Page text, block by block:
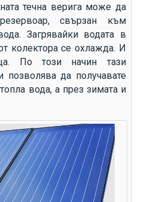
течна верига може да
свързан към
Загрявайки водата в
колектора се охлажда. И
По този начин тази
позволява да получавате
вода, а през зимата и